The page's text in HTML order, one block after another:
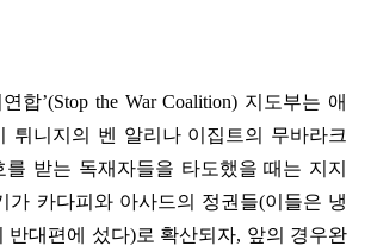
연합’(Stop the War Coalition) 지도부는 애
튀니지의 벤 알리나 이집트의 무바라크
를 받는 독재자들을 타도했을 때는 지지
가 카다피와 아사드의 정권들(이들은 냉
반대편에 섰다)로 확산되자, 앞의 경우완